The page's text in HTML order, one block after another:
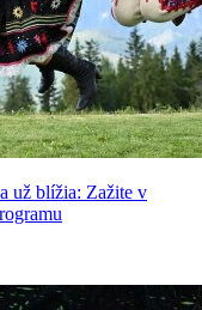
už blížia: Zažite v